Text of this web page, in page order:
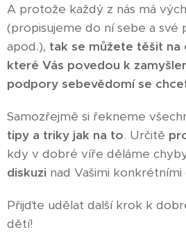
A protože každý z nás má
(propisujeme do ní sebe a své
apod.), tak se můžete těšit na
které Vás povedou k
podpory sebevědomí se
Samozřejmě si řekneme
tipy a triky jak na to. Určitě
kdy v dobré víře děláme
diskuzi nad Vašimi konkrétními
Přijďte udělat další krok k
dětí!